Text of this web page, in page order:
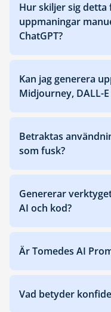
Hur skiljer sig
uppmaningar
ChatGPT?
Kan jag generera
Midjourney, DALL-
Betraktas
som fusk?
Genererar
AI och kod?
Är Tomedes AI
Vad betyder